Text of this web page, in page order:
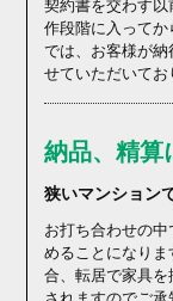
契約書を交わす
作段階に入って
では、お客様が
せていただいてお
納品、精算
狭いマンション
お打ち合わせの
めることになり
合、転居で家具